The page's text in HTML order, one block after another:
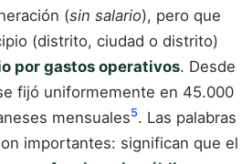
(sin salario), pero que
(distrito, ciudad o distrito)
por gastos operativos. Desde
fijó uniformemente en 45.000
mensuales5. Las palabras
importantes: significan que el